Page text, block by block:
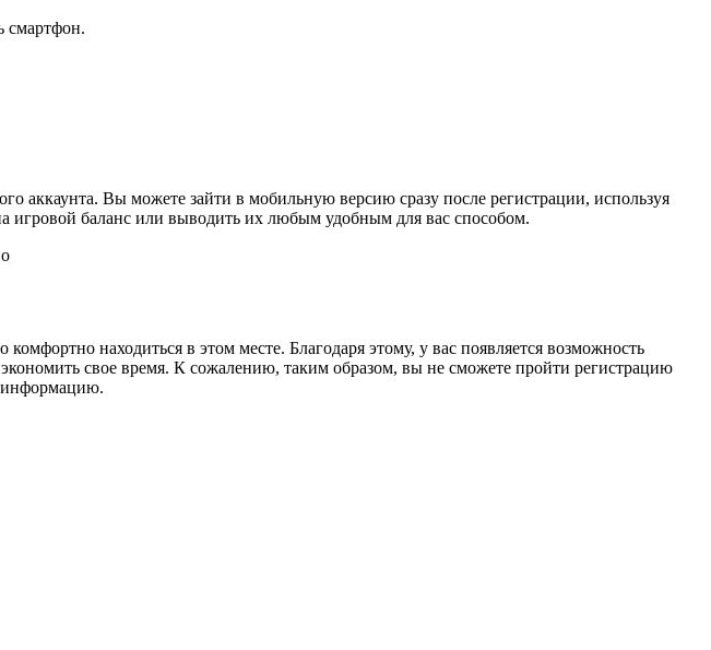
смартфон.
аккаунта. Вы можете зайти в мобильную версию сразу после регистрации, используя
игровой баланс или выводить их любым удобным для вас способом.
находиться в этом месте. Благодаря этому, у вас появляется возможность
свое время. К сожалению, таким образом, вы не сможете пройти регистрацию
информацию.